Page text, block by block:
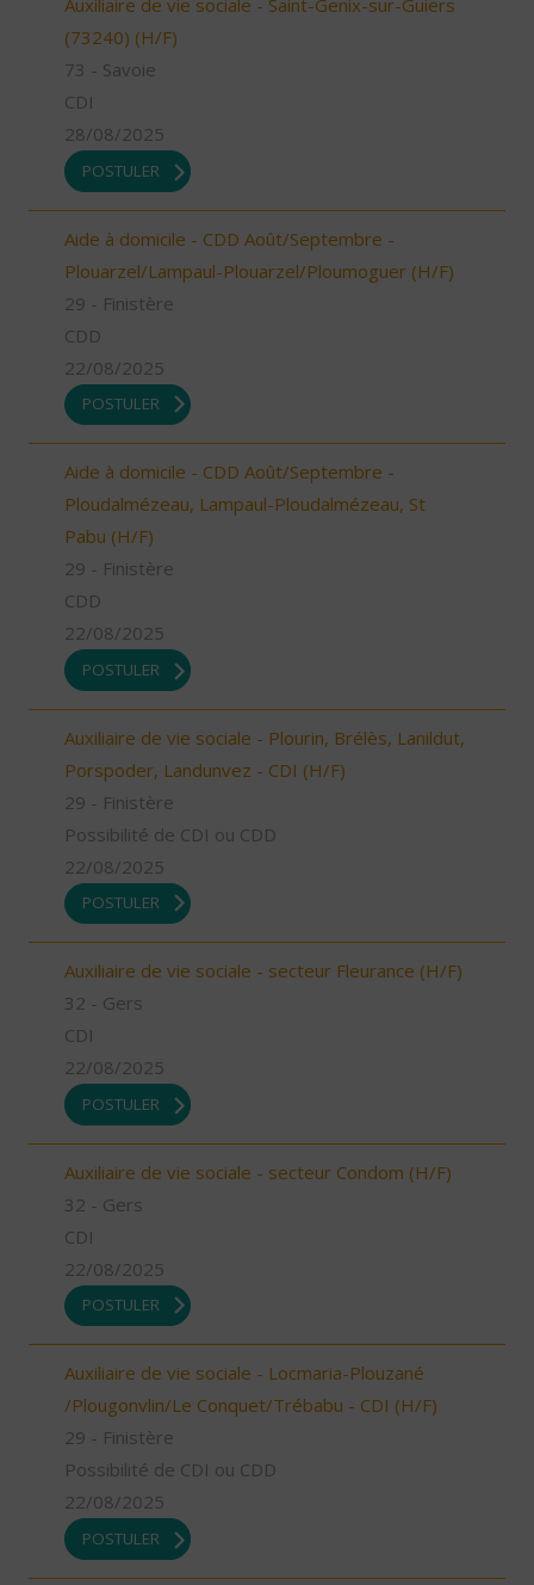
Auxiliaire de vie sociale - Saint-Genix-sur-Guiers
(73240) (H/F)
73 - Savoie
CDI
28/08/2025
POSTULER
Aide à domicile - CDD Août/Septembre -
Plouarzel/Lampaul-Plouarzel/Ploumoguer (H/F)
29 - Finistère
CDD
22/08/2025
POSTULER
Aide à domicile - CDD Août/Septembre -
Ploudalmézeau, Lampaul-Ploudalmézeau, St
Pabu (H/F)
29 - Finistère
CDD
22/08/2025
POSTULER
Auxiliaire de vie sociale - Plourin, Brélès, Lanildut,
Porspoder, Landunvez - CDI (H/F)
29 - Finistère
Possibilité de CDI ou CDD
22/08/2025
POSTULER
Auxiliaire de vie sociale - secteur Fleurance (H/F)
32 - Gers
CDI
22/08/2025
POSTULER
Auxiliaire de vie sociale - secteur Condom (H/F)
32 - Gers
CDI
22/08/2025
POSTULER
Auxiliaire de vie sociale - Locmaria-Plouzané
/Plougonvlin/Le Conquet/Trébabu - CDI (H/F)
29 - Finistère
Possibilité de CDI ou CDD
22/08/2025
POSTULER